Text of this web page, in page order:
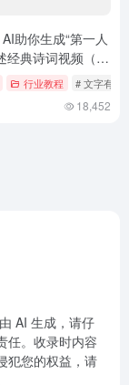
助你生成“第一人
经典诗词视频（手
转AI）行业教程 # 文字有意
18,452
AI 生成，请仔
任。收录时内容
犯您的权益，请